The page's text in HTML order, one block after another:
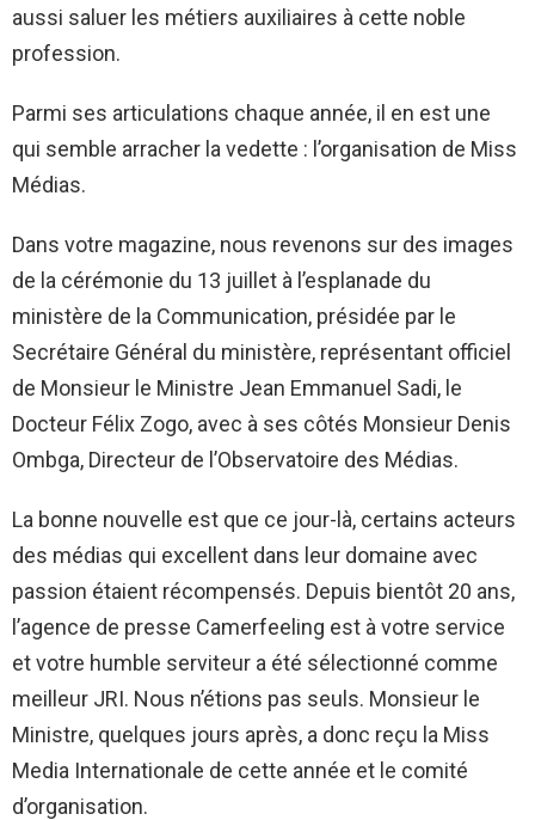
aussi saluer les métiers auxiliaires à cette noble
profession.
Parmi ses articulations chaque année, il en est une
qui semble arracher la vedette : l’organisation de Miss
Médias.
Dans votre magazine, nous revenons sur des images
de la cérémonie du 13 juillet à l’esplanade du
ministère de la Communication, présidée par le
Secrétaire Général du ministère, représentant officiel
de Monsieur le Ministre Jean Emmanuel Sadi, le
Docteur Félix Zogo, avec à ses côtés Monsieur Denis
Ombga, Directeur de l’Observatoire des Médias.
La bonne nouvelle est que ce jour-là, certains acteurs
des médias qui excellent dans leur domaine avec
passion étaient récompensés. Depuis bientôt 20 ans,
l’agence de presse Camerfeeling est à votre service
et votre humble serviteur a été sélectionné comme
meilleur JRI. Nous n’étions pas seuls. Monsieur le
Ministre, quelques jours après, a donc reçu la Miss
Media Internationale de cette année et le comité
d’organisation.